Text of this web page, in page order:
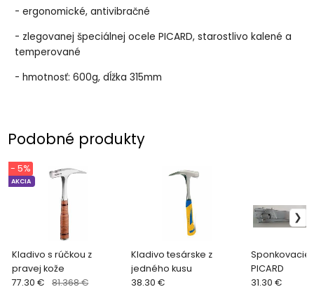
- ergonomické, antivibračné
- zlegovanej špeciálnej ocele PICARD, starostlivo kalené a
temperované
- hmotnosť: 600g, dĺžka 315mm
Podobné produkty
Kladivo s rúčkou z
pravej kože
AKCIA
- 5%
77.30 € 81.368 €
Kladivo tesárske z
jedného kusu
38.30 €
Sponkovacie
PICARD
31.30 €